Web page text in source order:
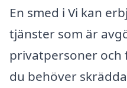
En smed i Vi kan
tjänster som är
privatpersoner och
du behöver